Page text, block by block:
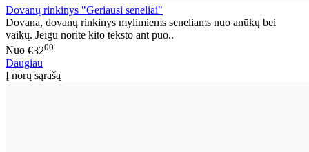
Dovanų rinkinys "Geriausi seneliai"
Dovana, dovanų rinkinys mylimiems seneliams nuo anūkų bei
vaikų. Jeigu norite kito teksto ant puo..
Nuo €3200
Daugiau
Į norų sąrašą